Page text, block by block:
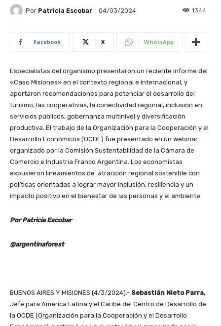
Por Patricia Escobar 04/03/2024 1344
Facebook X WhatsApp
Especialistas del organismo presentaron un reciente informe del
«Caso Misiones» en el contexto regional e internacional, y
aportaron recomendaciones para potenciar el desarrollo del
turismo, las cooperativas, la conectividad regional, inclusión en
servicios públicos, gobernanza multinivel y diversificación
productiva. El trabajo de la Organización para la Cooperación y el
Desarrollo Económicos (OCDE) fue presentado en un webinar
organizado por la Comisión Sustentabilidad de la Cámara de
Comercio e Industria Franco Argentina. Los economistas
expusieron lineamientos de atracción regional sostenible con
políticas orientadas a lograr mayor inclusión, resiliencia y un
impacto positivo en el bienestar de las personas y el ambiente.
Por Patricia Escobar
@argentinaforest
BUENOS AIRES Y MISIONES (4/3/2024).- Sebastián Nieto Parra,
Jefe para América Latina y el Caribe del Centro de Desarrollo de
la OCDE (Organización para la Cooperación y el Desarrollo